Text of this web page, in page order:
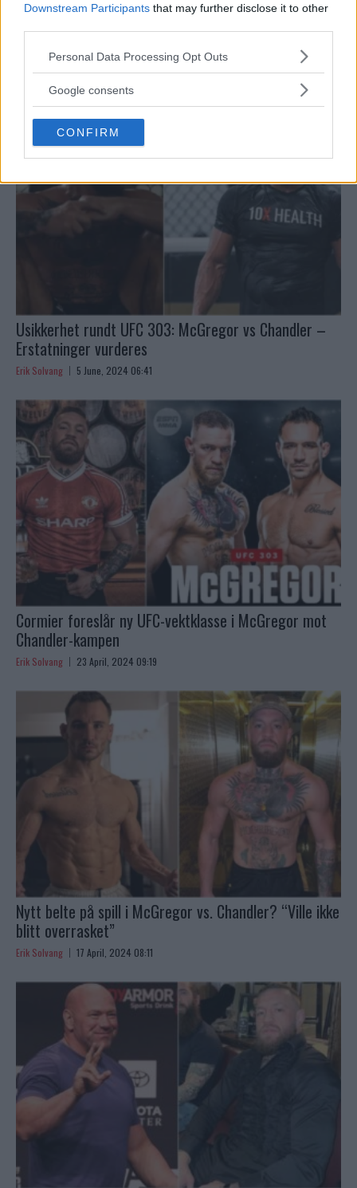
Downstream Participants that may further disclose it to other
Please note that this website/app uses one or more Google
not limited to your visit or usage behaviour. You may click to
use your data for below specified purposes in below Google
consent section.
Personal Data Processing Opt Outs
Google consents
CONFIRM
Conor McGregor bekrefter: kampen mot Chandler i
Usikkerhet rundt UFC 303: McGregor vs Chandler –
Erstatninger vurderes
Erik Solvang 5 June, 2024 06:41
Cormier foreslår ny UFC-vektklasse i McGregor mot
Chandler-kampen
Erik Solvang 23 April, 2024 09:19
Nytt belte på spill i McGregor vs. Chandler? “Ville ikke
blitt overrasket”
Erik Solvang 17 April, 2024 08:11